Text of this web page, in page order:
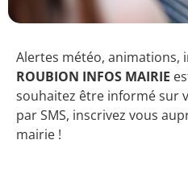
Alertes météo,
ROUBION INFOS MAIRIE
souhaitez être informé sur
par SMS, inscrivez vous
mairie !